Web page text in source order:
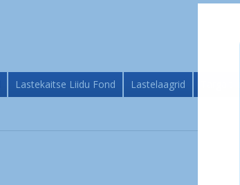
Lastekaitse Liidu Fond Lastelaagrid